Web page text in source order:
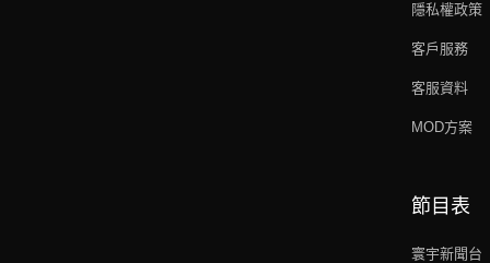
隱私權政策
客戶服務
客服資料
MOD方案
節目表
寰宇新聞台